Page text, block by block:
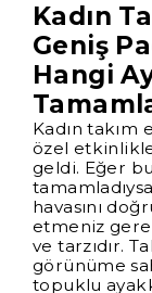
Kadın
Geniş
Hangi
Kadın takım
özel
geldi. Eğer
havasını
etmeniz
ve tarzıdır.
görünüme
topuklu